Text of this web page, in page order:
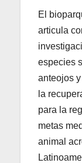
El
articula
especies
anteojos
la
para la
metas
animal